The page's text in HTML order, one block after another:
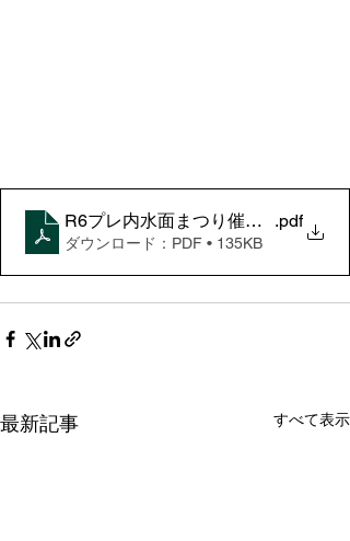
R6プレ内水面まつり催し物案内
.pdf
ダウンロード：PDF • 135KB
最新記事 すべて表示